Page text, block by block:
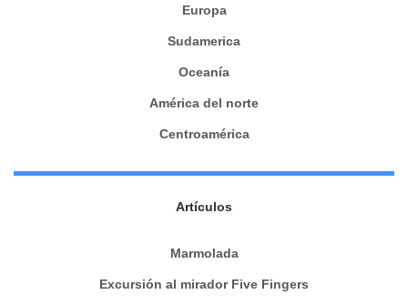
Europa
Sudamerica
Oceanía
América del norte
Centroamérica
Artículos
Marmolada
Excursión al mirador Five Fingers